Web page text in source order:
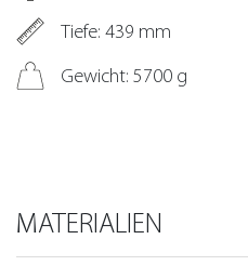
Tiefe: 439 mm
Gewicht: 5700 g
MATERIALIEN